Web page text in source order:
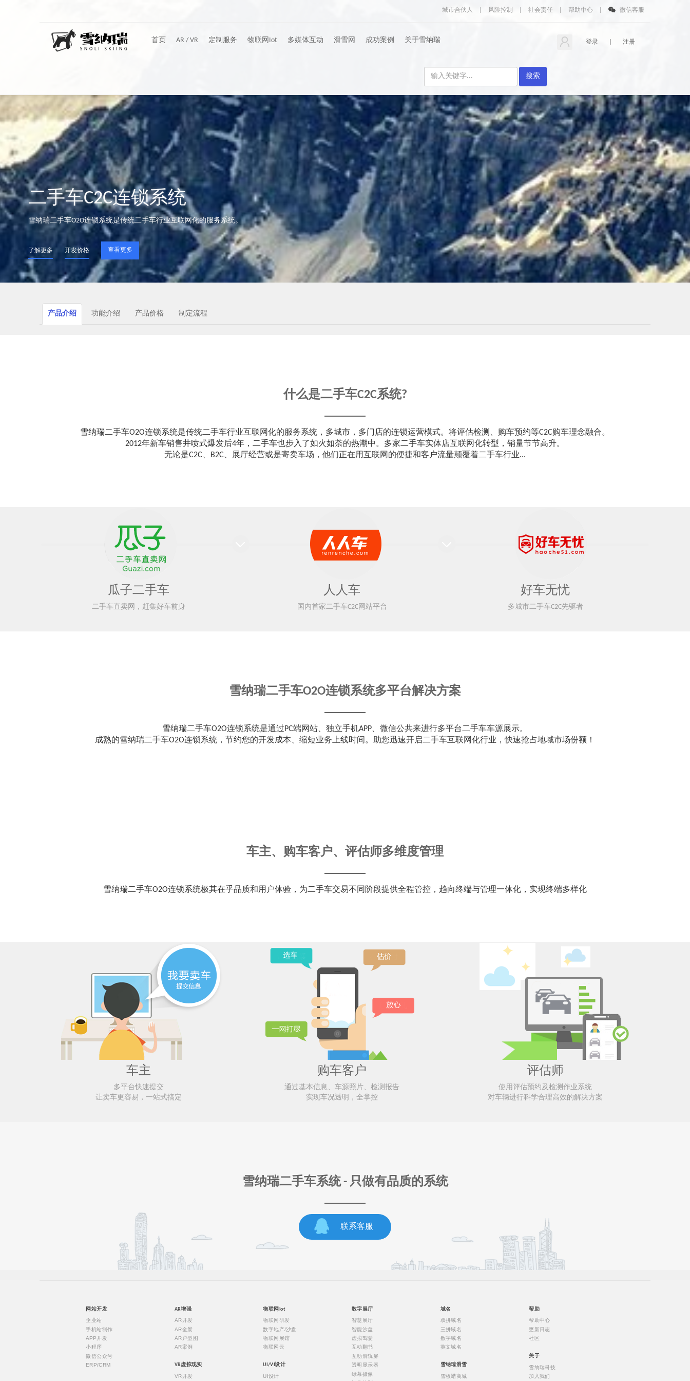
城市合伙人 风险控制 社会责任 帮助中心 微信客服
首页 AR / VR 定制服务 物联网Iot 多媒体互动 滑雪网 成功案例 关于雪纳瑞 登录 注册
二手车C2C连锁系统
雪纳瑞二手车O2O连锁系统是传统二手车行业互联网化的服务系统。
了解更多 开发价格 查看更多
产品介绍 功能介绍 产品价格 制定流程
什么是二手车C2C系统?
雪纳瑞二手车O2O连锁系统是传统二手车行业互联网化的服务系统，多城市，多门店的连锁运营模式。将评估检测、购车预约等C2C购车理念融合。
2012年新车销售井喷式爆发后4年，二手车也步入了如火如荼的热潮中。多家二手车实体店互联网化转型，销量节节高升。
无论是C2C、B2C、展厅经营或是寄卖车场，他们正在用互联网的便捷和客户流量颠覆着二手车行业...
瓜子二手车
二手车直卖网，赶集好车前身
人人车
国内首家二手车C2C网站平台
好车无忧
多城市二手车C2C先驱者
雪纳瑞二手车O2O连锁系统多平台解决方案
雪纳瑞二手车O2O连锁系统是通过PC端网站、独立手机APP、微信公共来进行多平台二手车车源展示。
成熟的雪纳瑞二手车O2O连锁系统，节约您的开发成本、缩短业务上线时间。助您迅速开启二手车互联网化行业，快速抢占地域市场份额！
车主、购车客户、评估师多维度管理
雪纳瑞二手车O2O连锁系统极其在乎品质和用户体验，为二手车交易不同阶段提供全程管控，趋向终端与管理一体化，实现终端多样化
车主
多平台快速提交
让卖车更容易，一站式搞定
购车客户
通过基本信息、车源照片、检测报告
实现车况透明，全掌控
评估师
使用评估预约及检测作业系统
对车辆进行科学合理高效的解决方案
雪纳瑞二手车系统 - 只做有品质的系统
联系客服
网站开发
企业站
手机站制作
APP开发
小程序
微信公众号
ERP/CRM
AR增强
AR开发
AR全景
AR户型图
AR案例
VR虚拟现实
VR开发
物联网Iot
物联网研发
数字地产/沙盘
物联网展馆
物联网云
UI/VI设计
UI设计
数字展厅
智慧展厅
智能沙盘
虚拟驾驶
互动翻书
互动滑轨屏
透明显示器
绿幕摄像
域名
双拼域名
三拼域名
数字域名
英文域名
雪纳瑞滑雪
雪板蜡商城
帮助
帮助中心
更新日志
社区
关于
雪纳瑞科技
加入我们